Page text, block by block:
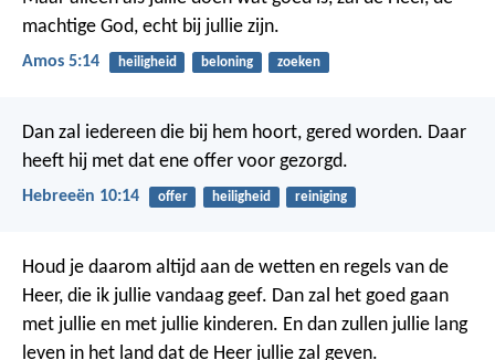
machtige God, echt bij jullie zijn.
Amos 5:14 heiligheid beloning zoeken
Dan zal iedereen die bij hem hoort, gered worden. Daar
heeft hij met dat ene offer voor gezorgd.
Hebreeën 10:14 offer heiligheid reiniging
Houd je daarom altijd aan de wetten en regels van de
Heer, die ik jullie vandaag geef. Dan zal het goed gaan
met jullie en met jullie kinderen. En dan zullen jullie lang
leven in het land dat de Heer jullie zal geven.